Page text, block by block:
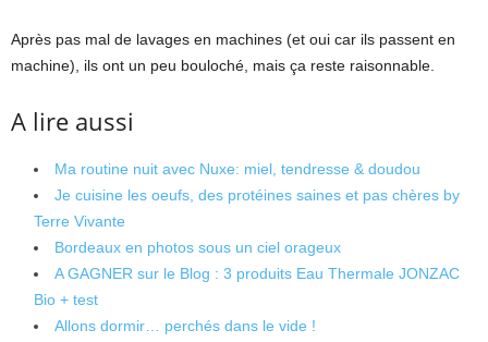
Après pas mal de lavages en machines (et oui car ils passent en
machine), ils ont un peu bouloché, mais ça reste raisonnable.
A lire aussi
Ma routine nuit avec Nuxe: miel, tendresse & doudou
Je cuisine les oeufs, des protéines saines et pas chères by
Terre Vivante
Bordeaux en photos sous un ciel orageux
A GAGNER sur le Blog : 3 produits Eau Thermale JONZAC
Bio + test
Allons dormir… perchés dans le vide !